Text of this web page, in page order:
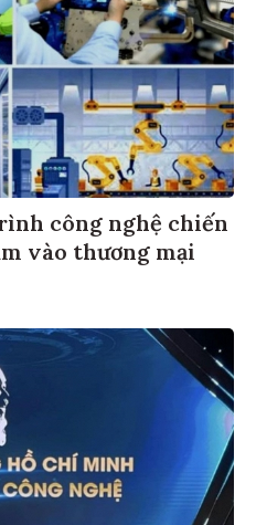
công nghệ chiến
vào thương mại